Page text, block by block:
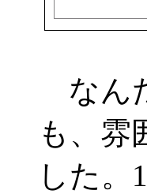
なん
も、雰
した。